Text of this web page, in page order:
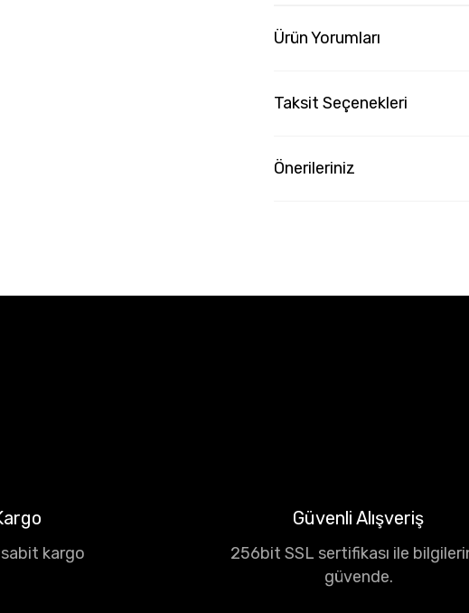
Ürün Yorumları
Taksit Seçenekleri
Önerileriniz
kargo
Güvenli Alışveriş
256bit SSL sertifikası ile
güvende.